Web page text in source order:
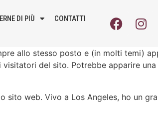
DI PIÙ CONTATTI
allo stesso posto e (in molti temi)
del sito. Potrebbe apparire
web. Vivo a Los Angeles, ho un